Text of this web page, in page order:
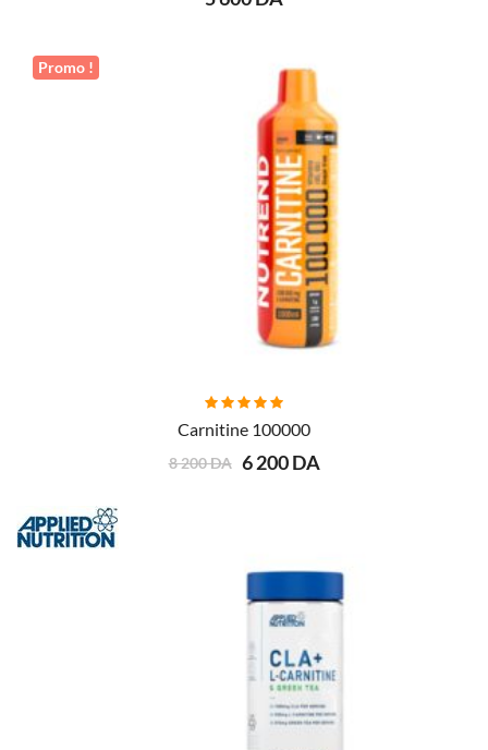
Promo !
Carnitine 100000
8 200 DA 6 200 DA